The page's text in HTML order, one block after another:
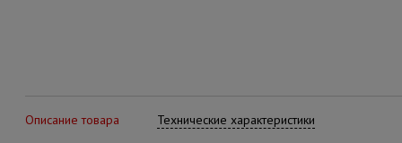
Описание товара Технические характеристики